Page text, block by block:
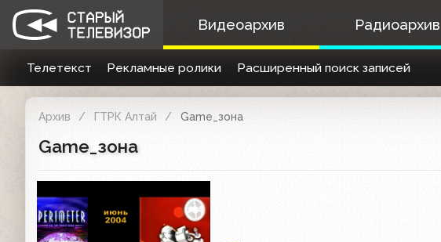
Видеоархив Радиоархив
Телетекст Рекламные ролики Расширенный поиск записей
Архив ГТРК Алтай Game_зона
Game_зона